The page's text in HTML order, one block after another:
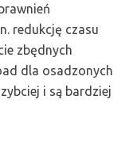
redukcję czasu
zbędnych
dla osadzonych
i są bardziej